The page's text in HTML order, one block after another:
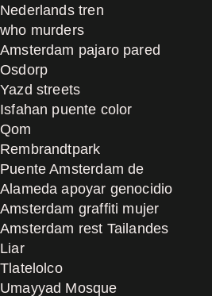
Nederlands tren
who murders
Amsterdam pajaro pared
Osdorp
Yazd streets
Isfahan puente color
Qom
Rembrandtpark
Puente Amsterdam de
Alameda apoyar genocidio
Amsterdam graffiti mujer
Amsterdam rest Tailandes
Liar
Tlatelolco
Umayyad Mosque